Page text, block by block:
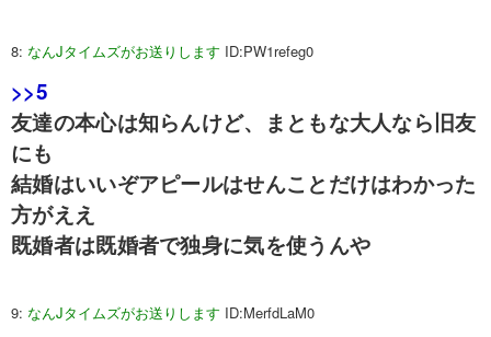
8: なんJタイムズがお送りします ID:PW1refeg0
>>5
友達の本心は知らんけど、まともな大人なら旧友
にも
結婚はいいぞアピールはせんことだけはわかった
方がええ
既婚者は既婚者で独身に気を使うんや
9: なんJタイムズがお送りします ID:MerfdLaM0